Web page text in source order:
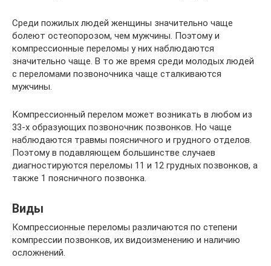
Среди пожилых людей женщины значительно чаще
болеют остеопорозом, чем мужчины. Поэтому и
компрессионные переломы у них наблюдаются
значительно чаще. В то же время среди молодых людей
с переломами позвоночника чаще сталкиваются
мужчины.
Компрессионный перелом может возникать в любом из
33-х образующих позвоночник позвонков. Но чаще
наблюдаются травмы поясничного и грудного отделов.
Поэтому в подавляющем большинстве случаев
диагностируются переломы 11 и 12 грудных позвонков, а
также 1 поясничного позвонка.
Виды
Компрессионные переломы различаются по степени
компрессии позвонков, их видоизменению и наличию
осложнений.